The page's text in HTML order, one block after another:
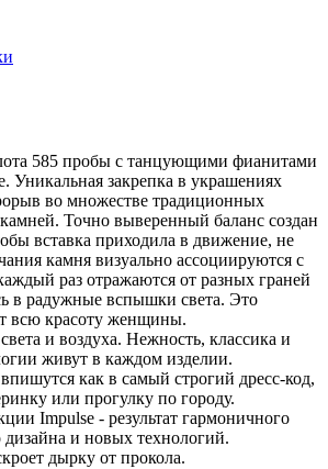
585 пробы с танцующими фианитами
Уникальная закрепка в украшениях
во множестве традиционных
Точно выверенный баланс создан
вставка приходила в движение, не
камня визуально ассоциируются с
раз отражаются от разных граней
в радужные вспышки света. Это
всю красоту женщины.
и воздуха. Нежность, классика и
живут в каждом изделии.
как в самый строгий дресс-код,
или прогулку по городу.
Impulse - результат гармоничного
дизайна и новых технологий.
дырку от прокола.